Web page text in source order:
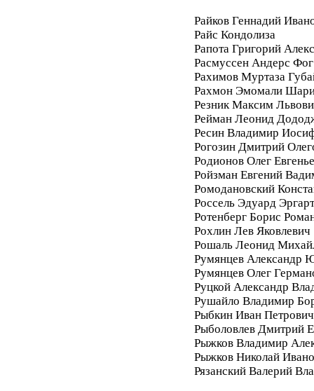
Райков Геннадий
Райс Кондолиза
Рапота Григорий
Расмуссен Андерс Фог
Рахимов Муртаза
Рахмон Эмомали
Резник Максим
Рейман Леонид
Ресин Владимир
Рогозин Дмитрий
Родионов Олег
Ройзман Евгений
Ромодановский
Россель Эдуард
Ротенберг Борис
Рохлин Лев Яковлевич
Рошаль Леонид
Румянцев Александр
Румянцев Олег
Руцкой Александр
Рушайло Владимир
Рыбкин Иван Петрович
Рыболовлев Дмитрий
Рыжков Владимир
Рыжков Николай
Рязанский Валерий